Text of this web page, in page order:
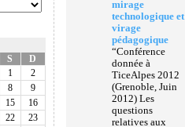
S D
1
2
8
9
15
16
22
23
mirage
technologique et
virage
pédagogique
“Conférence
donnée à
TiceAlpes 2012
(Grenoble, Juin
2012) Les
questions
relatives aux